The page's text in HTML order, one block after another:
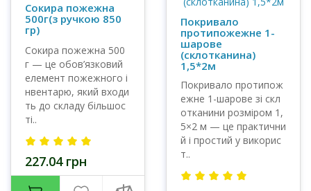
Сокира пожежна
500г(з ручкою 850
гр)
Сокира пожежна 500
г — це обов’язковий
елемент пожежного і
нвентарю, який входи
ть до складу більшос
ті..
227.04 грн
Покривало
протипожежне 1-
шарове
(склотканина)
1,5*2м
Покривало протипож
ежне 1-шарове зі скл
отканини розміром 1,
5×2 м — це практични
й і простий у викорис
т..